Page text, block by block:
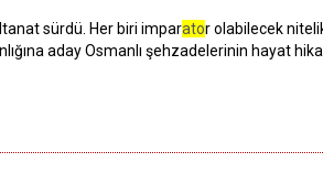
sürdü. Her biri imparator olabilecek
aday Osmanlı şehzadelerinin hayat